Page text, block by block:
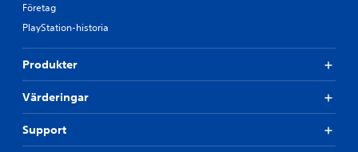
Företag
PlayStation-historia
Produkter
Värderingar
Support